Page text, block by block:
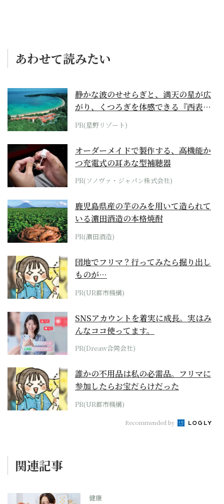
あわせて読みたい
静かな波のせせらぎと、満天の星が広
がり、くつろぎを体感できる『西表島
ホテル by...
PR(星野リゾート)
オーダーメイドで製作する、高機能か
つ充電式の耳あな型補聴器
PR(ソノヴァ・ジャパン株式会社)
鹿児島県産の芋のみを用いて造られて
いる濵田酒造の本格焼酎
PR(濵田酒造)
団地でフリマ？行ってみたら掘り出し
ものが…
PR(UR都市機構)
SNSアカウントを着実に成長。実はみ
んなココ使ってます。
PR(Dreaw合同会社)
誰かの不用品は私の必需品。フリマに
参加したらお宝だらけだった
PR(UR都市機構)
Recommended by
関連記事
健康